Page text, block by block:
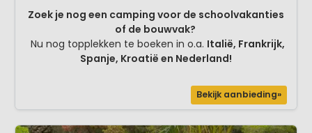
Zoek je nog een camping voor de schoolvakanties
of de bouwvak?
Nu nog topplekken te boeken in o.a. Italië, Frankrijk,
Spanje, Kroatië en Nederland!
Bekijk aanbieding»